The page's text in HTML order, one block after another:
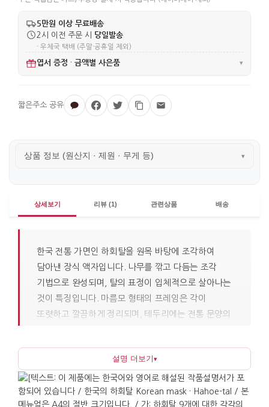
5만원 이상 무료배송
2시 이전 주문 시 당일발송
· 우체국 택배 (주말·공휴일 제외)
엽서 증정 · 금액별 사은품 ▾
상품 정보 (원산지 · 제원 · 무게 등) ▾
상세보기 리뷰 (1) 관련상품 배송
한국 전통 가면인 하회탈을 원목 바탕에 조각하여
담아낸 장식 액자입니다. 나무를 깎고 다듬는 조각
기법으로 완성되며, 탈의 표정이 입체적으로 살아나는
것이 특징입니다. 마름모 형태의 프레임은 각이
또렷하고 깔끔하게 정리되며, 테두리에는 전통 문양의
마감하여 전체적으로 차분하고 정돈된 인상을 주며,
과하지 않은 색감으로 오피스나 로비 같은 공간에
어울립니다.
하회탈은 조선시대 탈춤인 하회별신굿탈놀이에서
설명 더보기▾